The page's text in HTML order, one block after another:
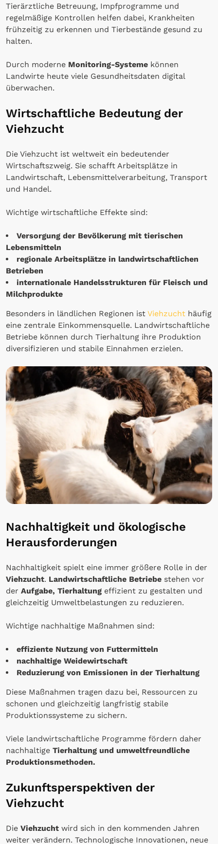
Tierärztliche Betreuung, Impfprogramme und
regelmäßige Kontrollen helfen dabei, Krankheiten
frühzeitig zu erkennen und Tierbestände gesund zu
halten.
Durch moderne Monitoring-Systeme können
Landwirte heute viele Gesundheitsdaten digital
überwachen.
Wirtschaftliche Bedeutung der
Viehzucht
Die Viehzucht ist weltweit ein bedeutender
Wirtschaftszweig. Sie schafft Arbeitsplätze in
Landwirtschaft, Lebensmittelverarbeitung, Transport
und Handel.
Wichtige wirtschaftliche Effekte sind:
Versorgung der Bevölkerung mit tierischen
Lebensmitteln
regionale Arbeitsplätze in landwirtschaftlichen
Betrieben
internationale Handelsstrukturen für Fleisch und
Milchprodukte
Besonders in ländlichen Regionen ist Viehzucht häufig
eine zentrale Einkommensquelle. Landwirtschaftliche
Betriebe können durch Tierhaltung ihre Produktion
diversifizieren und stabile Einnahmen erzielen.
Nachhaltigkeit und ökologische
Herausforderungen
Nachhaltigkeit spielt eine immer größere Rolle in der
Viehzucht. Landwirtschaftliche Betriebe stehen vor
der Aufgabe, Tierhaltung effizient zu gestalten und
gleichzeitig Umweltbelastungen zu reduzieren.
Wichtige nachhaltige Maßnahmen sind:
effiziente Nutzung von Futtermitteln
nachhaltige Weidewirtschaft
Reduzierung von Emissionen in der Tierhaltung
Diese Maßnahmen tragen dazu bei, Ressourcen zu
schonen und gleichzeitig langfristig stabile
Produktionssysteme zu sichern.
Viele landwirtschaftliche Programme fördern daher
nachhaltige Tierhaltung und umweltfreundliche
Produktionsmethoden.
Zukunftsperspektiven der
Viehzucht
Die Viehzucht wird sich in den kommenden Jahren
weiter verändern. Technologische Innovationen, neue